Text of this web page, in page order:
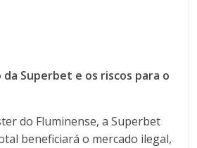
Superbet e os riscos para o
do Fluminense, a Superbet
beneficiará o mercado ilegal,